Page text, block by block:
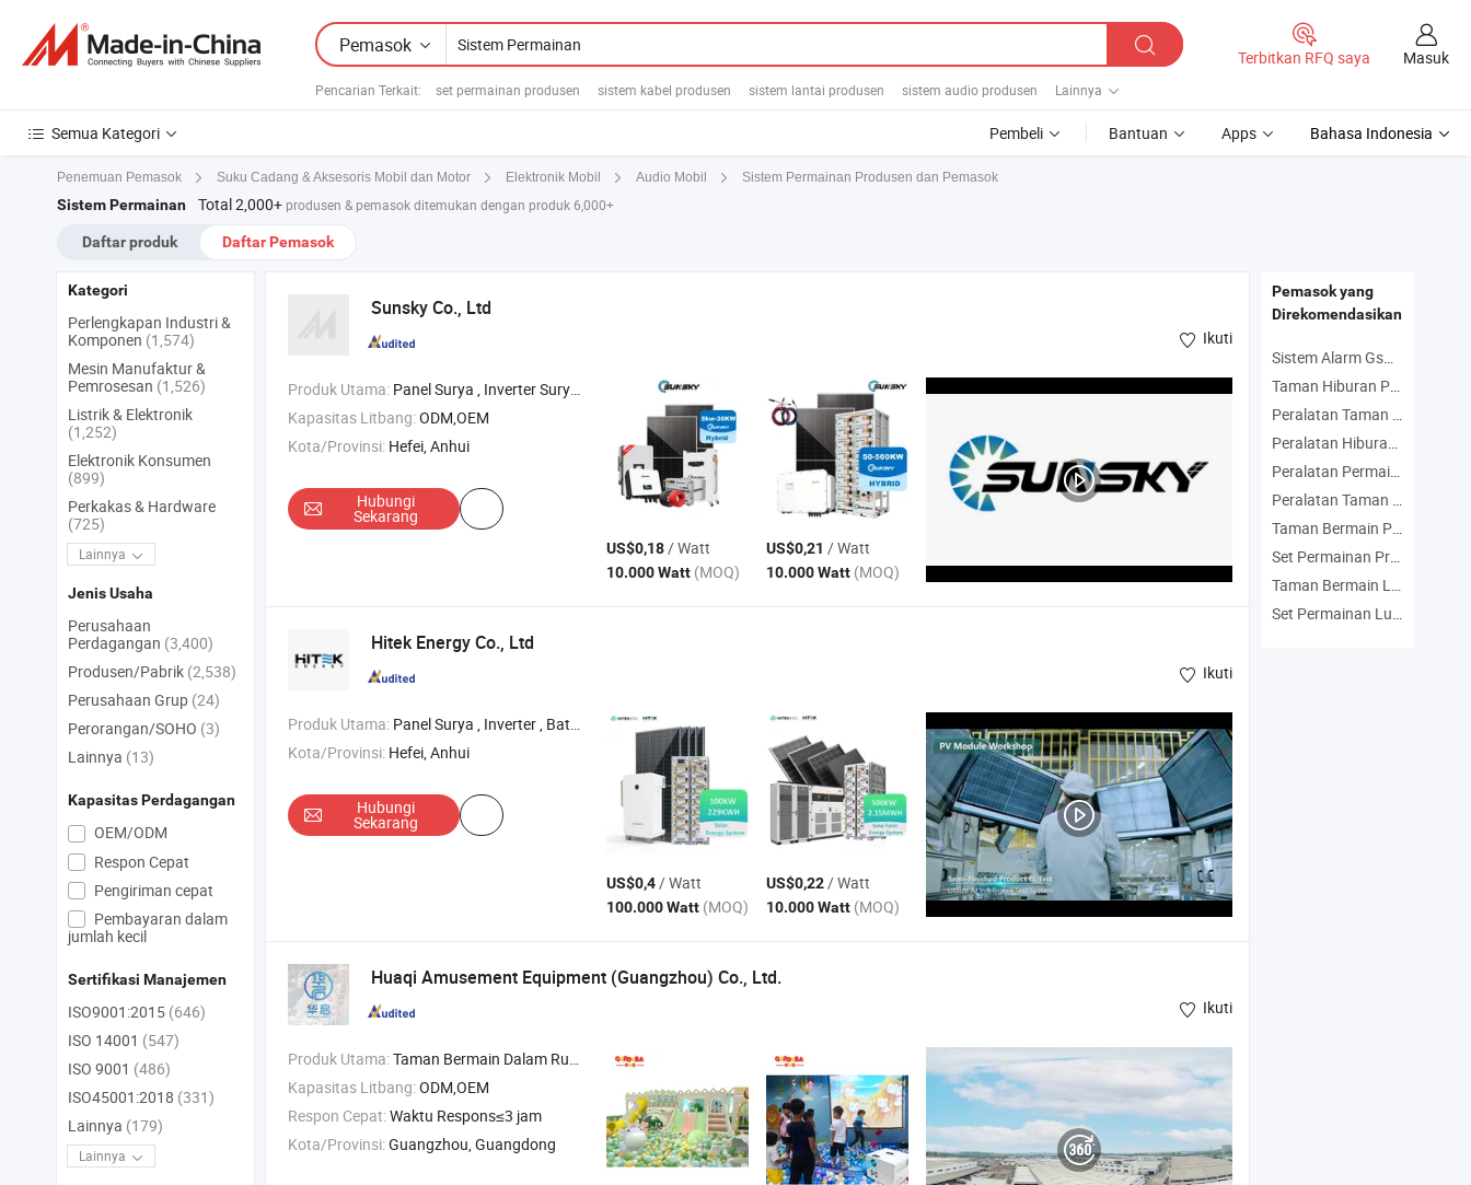
Pemasok
Pencarian Terkait: set permainan produsen sistem kabel produsen sistem lantai produsen sistem audio produsen Lainnya
Terbitkan RFQ saya Masuk
Semua Kategori Pembeli Bantuan Apps Bahasa Indonesia
Penemuan Pemasok Suku Cadang & Aksesoris Mobil dan Motor Elektronik Mobil Audio Mobil Sistem Permainan Produsen dan Pemasok
Sistem Permainan Total 2,000+ produsen & pemasok ditemukan dengan produk 6,000+
Daftar produk Daftar Pemasok
Sunsky Co., Ltd
Ikuti
Produk Utama: Panel Surya , Inverter Surya , Baterai Surya , Sistem Surya , Kabel PV
Kapasitas Litbang:ODM,OEM
Kota/Provinsi: Hefei, Anhui
Hubungi
Sekarang
US$0,18/ Watt
10.000 Watt (MOQ)
US$0,21 / Watt
10.000 Watt (MOQ)
Hitek Energy Co., Ltd
Ikuti
Produk Utama: Panel Surya , Inverter , Baterai , Sistem Surya , Braket Pemasangan
Kota/Provinsi: Hefei, Anhui
Hubungi
Sekarang
US$0,4/ Watt
100.000 Watt (MOQ)
US$0,22/ Watt
10.000 Watt (MOQ)
Huaqi Amusement Equipment (Guangzhou) Co., Ltd.
Ikuti
Produk Utama:Taman Bermain Dalam Ruangan , Trampolin , Permainan Lunak , Seluncuran , Taman Tema IP
Kapasitas Litbang:ODM,OEM
Respon Cepat:Waktu Respons≤3 jam
Kota/Provinsi:Guangzhou, Guangdong
Kategori
Perlengkapan Industri &
Komponen (1,574)
Mesin Manufaktur &
Pemrosesan (1,526)
Listrik & Elektronik
(1,252)
Elektronik Konsumen
(899)
Perkakas & Hardware
(725)
Lainnya
Jenis Usaha
Perusahaan
Perdagangan (3,400)
Produsen/Pabrik (2,538)
Perusahaan Grup (24)
Perorangan/SOHO (3)
Lainnya (13)
Kapasitas Perdagangan
OEM/ODM
Respon Cepat
Pengiriman cepat
Pembayaran dalam
jumlah kecil
Sertifikasi Manajemen
ISO9001:2015 (646)
ISO 14001 (547)
ISO 9001 (486)
ISO45001:2018 (331)
Lainnya (179)
Lainnya
Pemasok yang
Direkomendasikan
Sistem Alarm Gsm Cerdas Produsen
Taman Hiburan Produsen
Peralatan Taman Produsen
Peralatan Hiburan Produsen
Peralatan Permainan Anak-anak Produsen
Peralatan Taman Hiburan Produsen
Taman Bermain Produsen
Set Permainan Produsen
Taman Bermain Luar Ruangan Produsen
Set Permainan Luar Ruangan Produsen